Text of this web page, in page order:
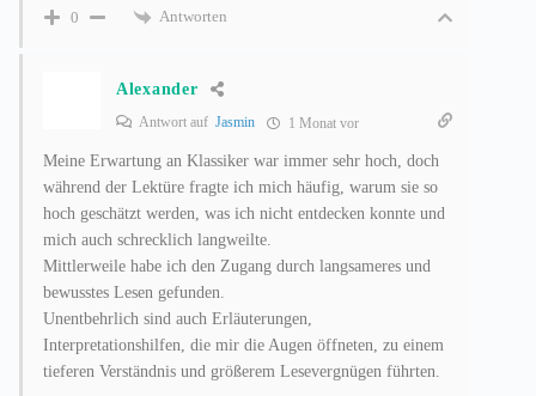
0 Antworten
Alexander
Antwort auf Jasmin 1 Monat vor
Meine Erwartung an Klassiker war immer sehr hoch, doch
während der Lektüre fragte ich mich häufig, warum sie so
hoch geschätzt werden, was ich nicht entdecken konnte und
mich auch schrecklich langweilte.
Mittlerweile habe ich den Zugang durch langsameres und
bewusstes Lesen gefunden.
Unentbehrlich sind auch Erläuterungen,
Interpretationshilfen, die mir die Augen öffneten, zu einem
tieferen Verständnis und größerem Lesevergnügen führten.